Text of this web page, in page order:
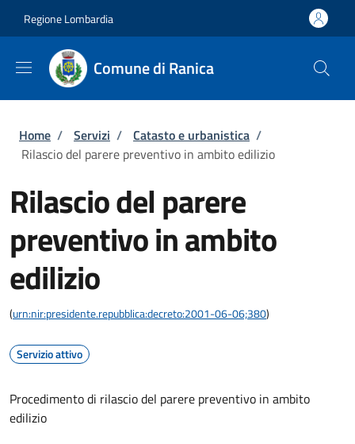
Regione Lombardia
Comune di Ranica
Briciole di pane
Home / Servizi / Catasto e urbanistica /
Rilascio del parere preventivo in ambito edilizio
Rilascio del parere
preventivo in ambito
edilizio
(urn:nir:presidente.repubblica:decreto:2001-06-06;380)
Servizio attivo
Procedimento di rilascio del parere preventivo in ambito
edilizio